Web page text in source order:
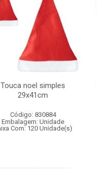
Touca noel simples
29x41cm
Código: 830884
Embalagem: Unidade
Com: 120 Unidade(s)